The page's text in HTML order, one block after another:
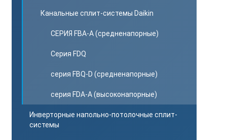
Канальные сплит-системы Daikin
СЕРИЯ FBA-A (средненапорные)
Серия FDQ
серия FBQ-D (средненапорные)
серия FDA-A (высоконапорные)
Инверторные напольно-потолочные сплит-
системы